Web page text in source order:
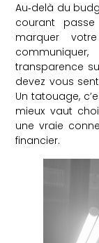
Au‑delà du
courant
marquer
transparence
devez vous
Un tatouage,
mieux vaut
une vraie
financier.